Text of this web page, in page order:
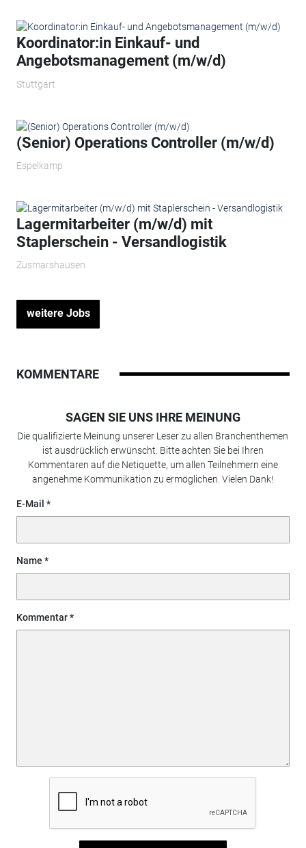
Koordinator:in Einkauf- und
Angebotsmanagement (m/w/d)
Stuttgart
(Senior) Operations Controller (m/w/d)
Espelkamp
Lagermitarbeiter (m/w/d) mit
Staplerschein - Versandlogistik
Zusmarshausen
weitere Jobs
KOMMENTARE
SAGEN SIE UNS IHRE MEINUNG
Die qualifizierte Meinung unserer Leser zu allen Branchenthemen
ist ausdrücklich erwünscht. Bitte achten Sie bei Ihren
Kommentaren auf die Netiquette, um allen Teilnehmern eine
angenehme Kommunikation zu ermöglichen. Vielen Dank!
E-Mail
Name
Kommentar